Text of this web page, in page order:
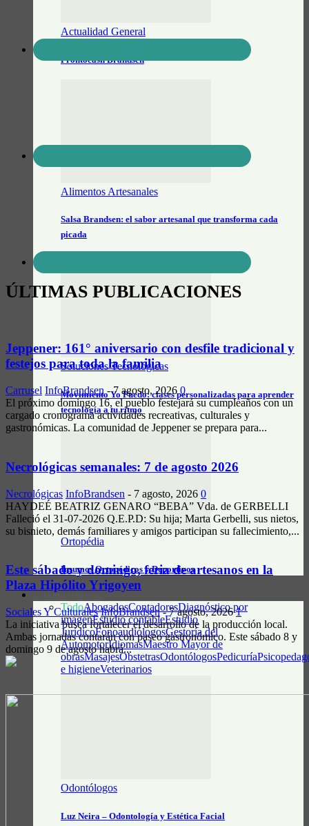
Actualidad General
Prontocash Brandsen
Alimentos Artesanales
Salsa Brandsen: el sabor artesanal que transforma cada
picada
Soluciones Tecnológicas
Movimiento Yo Puedo: clases personalizadas para aprender
tecnología a tu ritmo
Ortopédia
Insumos Ortopédicos y Deportivos
TodoAbogadosContadoresDiagnóstico por
imagenEstudio contableEstudio
JurídicoFonoaudiólogosGestoría del
AutomotorIdiomasMaestro Mayor de
obrasMasajesObstetrasOdontólogosPedicuría
e higieneVeterinarios
Odontólogos
Luz Neira – Odontología y Estética Facial
ÚLTIMAS PUBLICACIONES
Jeppener: 161° aniversario con desfile tradicional y
festejos para toda la familia
Carrusel InfoBrandsen - 7 agosto, 2026 0
El próximo domingo 16, el pueblo festejará su cumpleaños con un
cargado cronograma actividades recreativas, culturales y
gastronómicas. La comunidad de Jeppener se prepara para...
Necrológicas semanales: 7 de agosto 2026
Necrológicas InfoBrandsen - 7 agosto, 2026 0
HAYDEÉ BEATRIZ GENARO “BEBA” Vda. de GERBELLI
Falleció el 31-07-2026 Q.E.P.D: Su hija; Marta Gerbelli, sus nietos,
su bisnieto, demás familiares y amigos participan su fallecimiento,...
Este sábado y domingo, feria de artesanos en la
Plaza Hipólito Yrigoyen
Sociales Y Culturales InfoBrandsen - 7 agosto, 2026 1
La iniciativa busca fortalecer el desarrollo de la producción local.
Ambas jornadas contarán con paseo gastronómico. Este sábado 8 y
domingo 9 de agosto habrá...